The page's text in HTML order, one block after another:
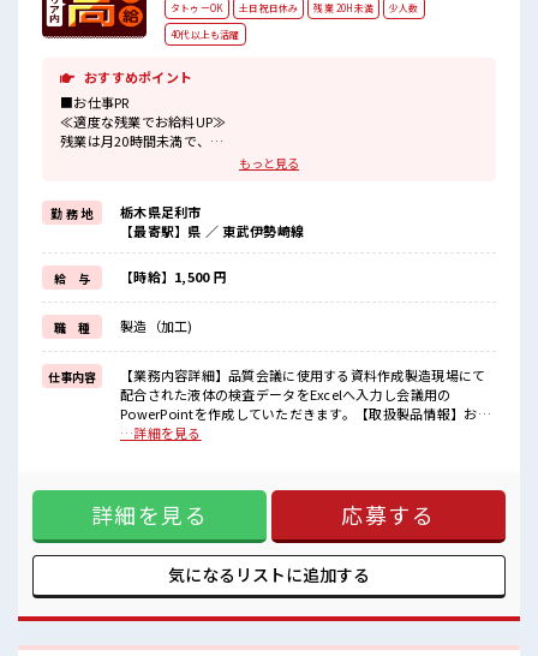
タトゥーOK
土日祝日休み 残業 20H未満
少人数
40代以上も活躍
おすすめポイント
■お仕事PR
≪適度な残業でお給料UP≫
残業は月20時間未満で、
週末は家族や友人と一緒にプライベート満喫！
≪髪型自由≫
基本的に髪色自由で明るすぎたり奇抜でなければOKです！
(規定有)≪動きやすい制服アリ≫
制服があるので、
毎日の服装の悩み解消♪
≪初めての仕事だけど自分にもできそう≫
新しいことにチャレンジするのは不安だけど、
しっかり働く環境が整っています！
イチからスキルUP・ステップUP目指していきましょう！
■職場の雰囲気
“コジンマリ”が好きな方にもお勧め！！
髪型自由な職場！
残業も1日1H程度あるので給料の上乗せも期待できそう！
もっと見る
勤 務 地
栃木県足利市
【最寄駅】県 ／ 東武伊勢崎線
給 与 【時給】1,500 円
職 種 製造（加工)
仕事内容
【業務内容詳細】品質会議に使用する資料作成製造現場にて
配合された液体の検査データをExcelへ入力し会議用の
PowerPointを作成していただきます。【取扱製品情報】お風
呂の浴槽になる特殊素材 ■お仕事PR ≪適度な残業でお給料
髪型自由≫ 基本的に髪色自由で明るすぎたり奇抜でなければ
OKです！ (規定有)≪動きやすい制服アリ≫ 制服があるので、
毎日の服装の悩み解消♪ ≪初めての仕事だけど自分にもでき
そう≫ 新しいことにチャレンジするのは不安だけど、 しっか
り働く環境が整っています！ イチからスキルUP・ステップ
UP目指していきましょう！ ■職場の雰囲気 “コジンマリ”が
のあるアナタは必見！ 髪型自由な職場！ 残業も1日1H程度あ
るので給料の上乗せも期待できそう！
…詳細を見る
詳細を見る 応募する
気になるリストに追加する